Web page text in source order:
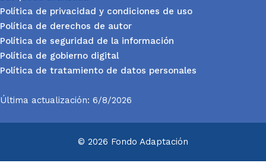
Política de privacidad y condiciones de uso
Política de derechos de autor
Política de seguridad de la información
Política de gobierno digital
Política de tratamiento de datos personales
Última actualización: 6/8/2026
© 2026 Fondo Adaptación